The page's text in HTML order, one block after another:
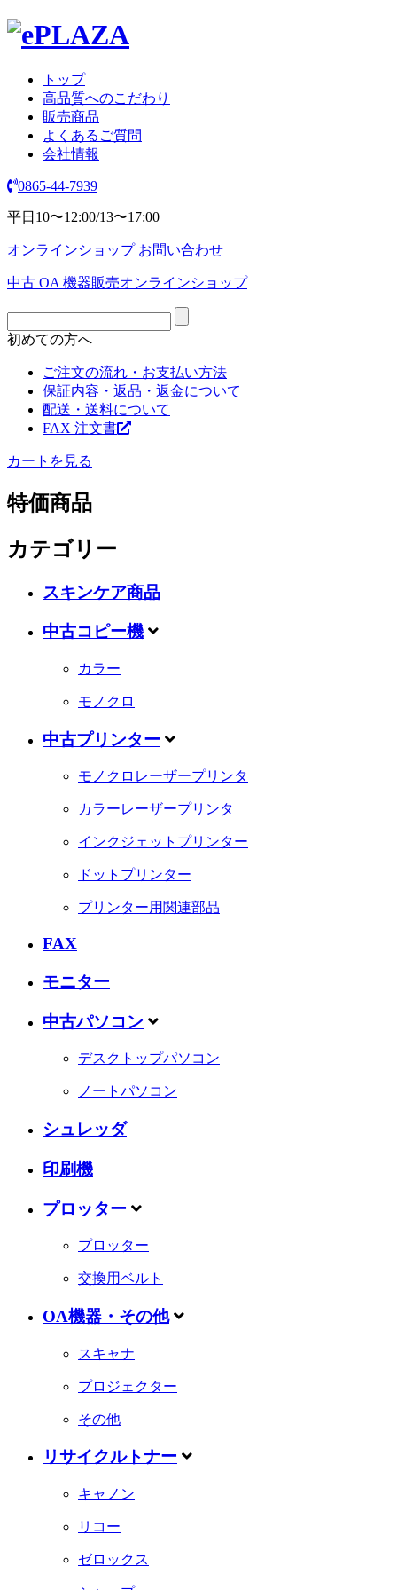
トップ
高品質へのこだわり
販売商品
よくあるご質問
会社情報
0865-44-7939
平日10〜12:00/13〜17:00
オンラインショップ お問い合わせ
中古 OA 機器販売オンラインショップ
初めての方へ
ご注文の流れ・お支払い方法
保証内容・返品・返金について
配送・送料について
FAX 注文書
カートを見る
特価商品
カテゴリー
スキンケア商品
中古コピー機
カラー
モノクロ
中古プリンター
モノクロレーザープリンタ
カラーレーザープリンタ
インクジェットプリンター
ドットプリンター
プリンター用関連部品
FAX
モニター
中古パソコン
デスクトップパソコン
ノートパソコン
シュレッダ
印刷機
プロッター
プロッター
交換用ベルト
OA機器・その他
スキャナ
プロジェクター
その他
リサイクルトナー
キャノン
リコー
ゼロックス